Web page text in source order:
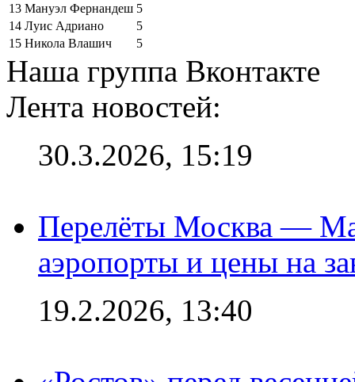
13 Мануэл Фернандеш 5
14 Луис Адриано
5
15 Никола Влашич 5
Наша группа Вконтакте
Лента новостей:
30.3.2026, 15:19
Перелёты Москва —
аэропорты и цены на
19.2.2026, 13:40